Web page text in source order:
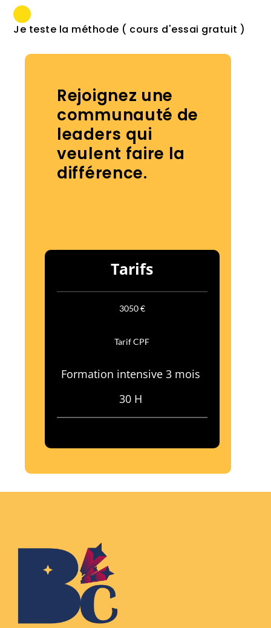
Je teste la méthode ( cours d'essai gratuit )
Rejoignez une
communauté de
leaders qui
veulent faire la
différence.
Tarifs
3050 €
Tarif CPF
Formation intensive 3 mois
30 H